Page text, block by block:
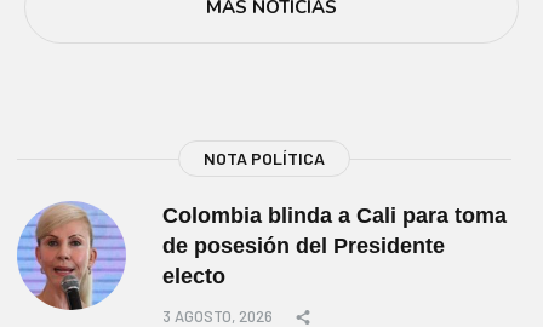
MÁS NOTICIAS
NOTA POLÍTICA
Colombia blinda a Cali para toma
de posesión del Presidente
electo
3 AGOSTO, 2026